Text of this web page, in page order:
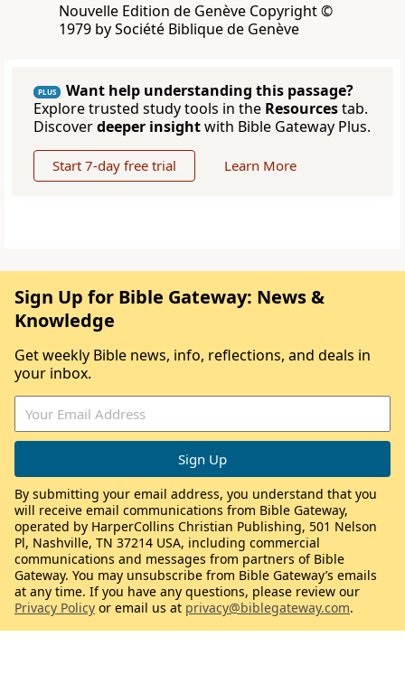
Nouvelle Edition de Genève Copyright ©
1979 by Société Biblique de Genève
PLUS
Want help understanding this passage?
Explore trusted study tools in the Resourcestab.
Discoverdeeper insightwith Bible Gateway Plus.
Start 7-day free trial Learn More
Sign Up for Bible Gateway: News &
Knowledge
Get weekly Bible news, info, reflections, and deals in
your inbox.
By submitting your email address, you understand that you
will receive email communications from Bible Gateway,
operated by HarperCollins Christian Publishing, 501 Nelson
Pl, Nashville, TN 37214 USA, including commercial
communications and messages from partners of Bible
Gateway. You may unsubscribe from Bible Gateway’s emails
at any time. If you have any questions, please review our
Privacy Policy or email us at privacy@biblegateway.com.